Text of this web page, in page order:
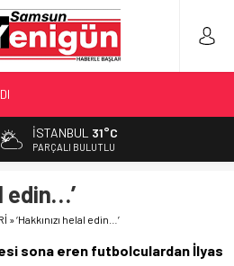
5’İNCİLİK!
YAPILAN EN BÜYÜK HATALAR
İSTANBUL 31°C
PARÇALI BULUTLU
edin…’
»‘Hakkınızı helal edin…’
sona eren futbolculardan İlyas